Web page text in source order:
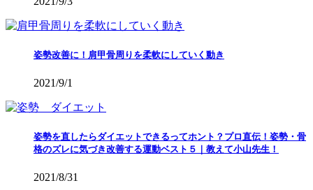
姿勢改善に！肩甲骨周りを柔軟にしていく動き
2021/9/1
姿勢を直したらダイエットできるってホント？プロ直伝！姿勢・骨
格のズレに気づき改善する運動ベスト５｜教えて小山先生！
2021/8/31